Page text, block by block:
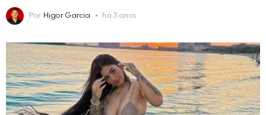
Por Higor Garcia há 3 anos